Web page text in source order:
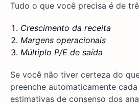
Tudo o que você precisa é de
Crescimento da receita
Margens operacionais
Múltiplo P/E de saída
Se você não tiver certeza do
preenche automaticamente
estimativas de consenso dos